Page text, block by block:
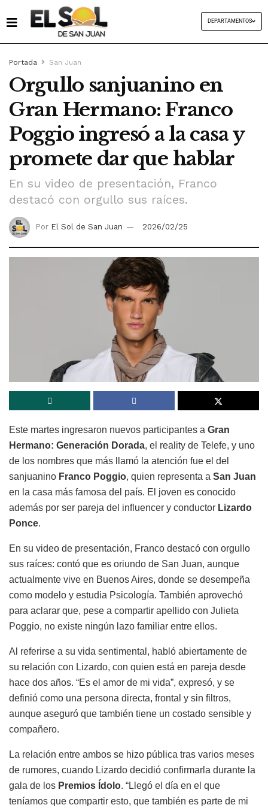
DEPARTAMENTOS
Portada San Juan
Orgullo sanjuanino en
Gran Hermano: Franco
Poggio ingresó a la casa y
promete dar que hablar
En su video de presentación, Franco
destacó con orgullo sus raíces.
Por El Sol de San Juan 2026/02/25
Este martes ingresaron nuevos participantes a Gran
Hermano: Generación Dorada, el reality de Telefe, y uno
de los nombres que más llamó la atención fue el del
sanjuanino Franco Poggio, quien representa a San Juan
en la casa más famosa del país. El joven es conocido
además por ser pareja del influencer y conductor Lizardo
Ponce.
En su video de presentación, Franco destacó con orgullo
sus raíces: contó que es oriundo de San Juan, aunque
actualmente vive en Buenos Aires, donde se desempeña
como modelo y estudia Psicología. También aprovechó
para aclarar que, pese a compartir apellido con Julieta
Poggio, no existe ningún lazo familiar entre ellos.
Al referirse a su vida sentimental, habló abiertamente de
su relación con Lizardo, con quien está en pareja desde
hace dos años. “Es el amor de mi vida”, expresó, y se
definió como una persona directa, frontal y sin filtros,
aunque aseguró que también tiene un costado sensible y
compañero.
La relación entre ambos se hizo pública tras varios meses
de rumores, cuando Lizardo decidió confirmarla durante la
gala de los Premios Ídolo. “Llegó el día en el que
teníamos que compartir esto, que también es parte de mi